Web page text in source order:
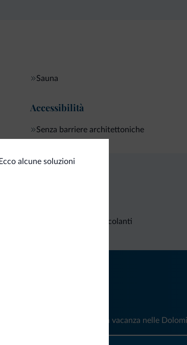
Sauna
Accessibilità
Senza barriere architettoniche
alcune soluzioni
Richieste non vincolanti
esclusive e news per la tua vacanza nelle